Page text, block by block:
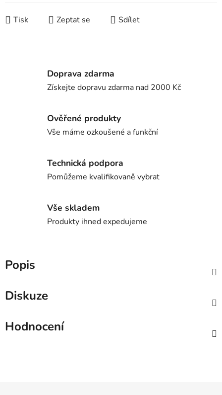
Tisk Zeptat se Sdílet
Doprava zdarma
Získejte dopravu zdarma nad 2000 Kč
Ověřené produkty
Vše máme ozkoušené a funkční
Technická podpora
Pomůžeme kvalifikovaně vybrat
Vše skladem
Produkty ihned expedujeme
Popis
Diskuze
Hodnocení